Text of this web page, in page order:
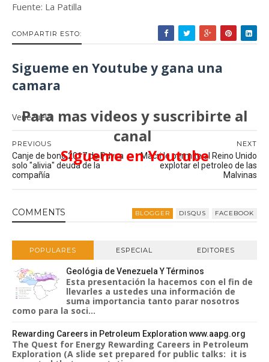
Fuente: La Patilla
COMPARTIR ESTO:
Sigueme en Youtube y gana una
camara
Para mas videos y suscribirte al
canal
Sigueme en Youtube
Venezuela
NEXT
Macri le permite al Reino Unido
explotar el petroleo de las
Malvinas
PREVIOUS
Canje de bono 2017 de Pdvsa
solo "alivia" deuda de la
compañía
COMMENTS BLOGGER DISQUS FACEBOOK
POPULARES ESPECIAL EDITORES
Geológia de Venezuela Y Términos
Esta presentación la hacemos con el fin de
llevarles a ustedes una información de
suma importancia tanto parar nosotros
como para la soci...
Rewarding Careers in Petroleum Exploration www.aapg.org
The Quest for Energy Rewarding Careers in Petroleum
Exploration (A slide set prepared for public talks: it is